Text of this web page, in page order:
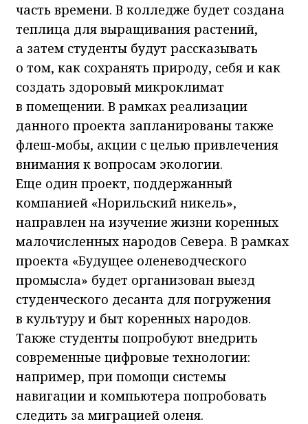
часть времени. В колледже будет создана
теплица для выращивания растений,
а затем студенты будут рассказывать
о том, как сохранять природу, себя и как
создать здоровый микроклимат
в помещении. В рамках реализации
данного проекта запланированы также
флеш-мобы, акции с целью привлечения
внимания к вопросам экологии.
Еще один проект, поддержанный
компанией «Норильский никель»,
направлен на изучение жизни коренных
малочисленных народов Севера. В рамках
проекта «Будущее оленеводческого
промысла» будет организован выезд
студенческого десанта для погружения
в культуру и быт коренных народов.
Также студенты попробуют внедрить
современные цифровые технологии:
например, при помощи системы
навигации и компьютера попробовать
следить за миграцией оленя.